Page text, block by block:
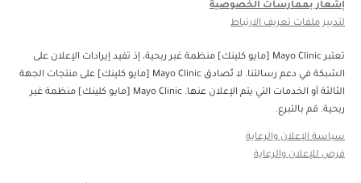
إشعار بممارسات الخصوصية
لتدبير ملفات تعريف الارتباط
تعتبر Mayo Clinic [مايو كلينك] منظمة غبر ربحية، إذ تفيد إيرادات الإعلان على
الشبكة في دعم رسالتنا. لا تُصادق Mayo Clinic [مايو كلينك] على منتجات الجهة
الثالثة أو الخدمات التي يتم الإعلان عنها. Mayo Clinic [مايو كلينك] منظمة غير
ربحية. قم بالتبرع.
سياسة الإعلان والرعاية
فرص للإعلان والرعاية